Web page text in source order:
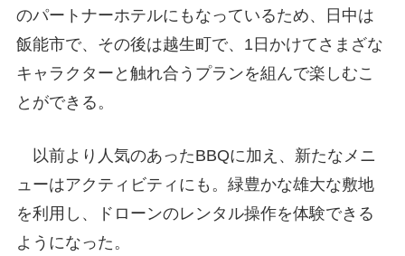
のパートナーホテルにもなっているため、日中は
飯能市で、その後は越生町で、1日かけてさまざな
キャラクターと触れ合うプランを組んで楽しむこ
とができる。
以前より人気のあったBBQに加え、新たなメニ
ューはアクティビティにも。緑豊かな雄大な敷地
を利用し、ドローンのレンタル操作を体験できる
ようになった。